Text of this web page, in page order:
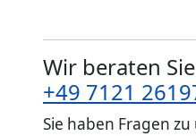
Wir beraten
+49 7121
Sie haben Fragen